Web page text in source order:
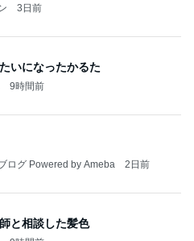
3日前
いになったかるた
9時間前
ログ Powered by Ameba 2日前
と相談した髪色